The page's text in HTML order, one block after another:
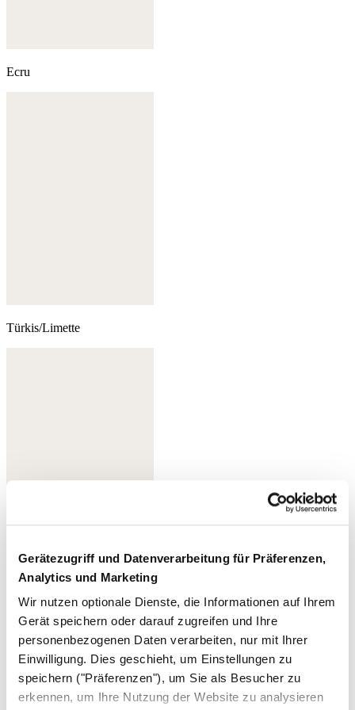
Gerätezugriff und Datenverarbeitung für Präferenzen,
Analytics und Marketing
Wir nutzen optionale Dienste, die Informationen auf Ihrem
Gerät speichern oder darauf zugreifen und Ihre
personenbezogenen Daten verarbeiten, nur mit Ihrer
Einwilligung. Dies geschieht, um Einstellungen zu
speichern ("Präferenzen"), um Sie als Besucher zu
erkennen, um Ihre Nutzung der Website zu analysieren
Ecru
Türkis/Limette
Weiß/Koralle